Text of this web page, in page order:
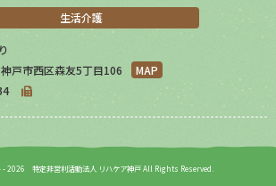
生活介護
戸市西区森友5丁目106
MAP
2026 特定非営利活動法人 リハケア神戸 All Rights Reserved.